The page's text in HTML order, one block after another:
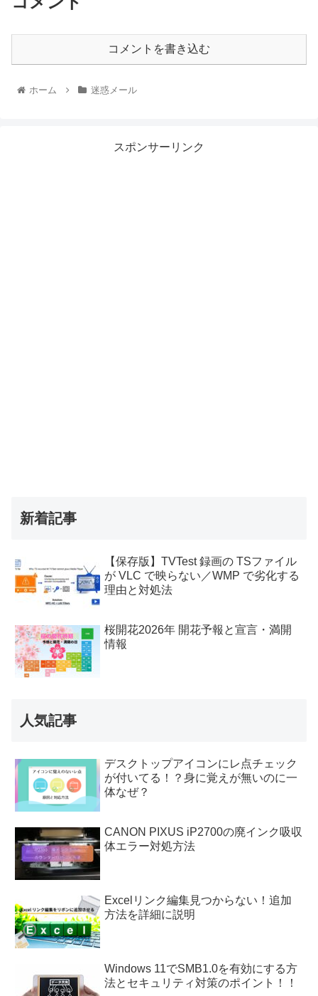
コメントを書き込む
ホーム 迷惑メール
スポンサーリンク
新着記事
【保存版】TVTest 録画の TSファイル
が VLC で映らない／WMP で劣化する
理由と対処法
桜開花2026年 開花予報と宣言・満開
情報
人気記事
デスクトップアイコンにレ点チェック
が付いてる！？身に覚えが無いのに一
体なぜ？
CANON PIXUS iP2700の廃インク吸収
体エラー対処方法
Excelリンク編集見つからない！追加
方法を詳細に説明
Windows 11でSMB1.0を有効にする方
法とセキュリティ対策のポイント！！